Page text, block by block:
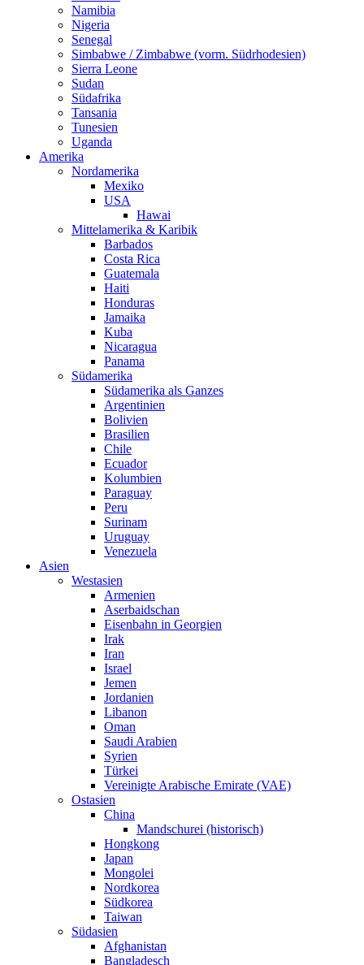
Namibia
Nigeria
Senegal
Simbabwe / Zimbabwe (vorm. Südrhodesien)
Sierra Leone
Sudan
Südafrika
Tansania
Tunesien
Uganda
Amerika
Nordamerika
Mexiko
USA
Hawai
Mittelamerika & Karibik
Barbados
Costa Rica
Guatemala
Haiti
Honduras
Jamaika
Kuba
Nicaragua
Panama
Südamerika
Südamerika als Ganzes
Argentinien
Bolivien
Brasilien
Chile
Ecuador
Kolumbien
Paraguay
Peru
Surinam
Uruguay
Venezuela
Asien
Westasien
Armenien
Aserbaidschan
Eisenbahn in Georgien
Irak
Iran
Israel
Jemen
Jordanien
Libanon
Oman
Saudi Arabien
Syrien
Türkei
Vereinigte Arabische Emirate (VAE)
Ostasien
China
Mandschurei (historisch)
Hongkong
Japan
Mongolei
Nordkorea
Südkorea
Taiwan
Südasien
Afghanistan
Bangladesch